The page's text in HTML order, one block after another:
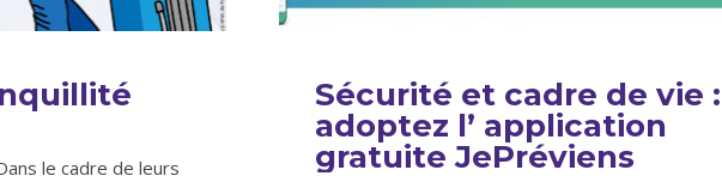
le cadre de leurs
Sécurité et cadre de vie :
adoptez l’ application
gratuite JePréviens